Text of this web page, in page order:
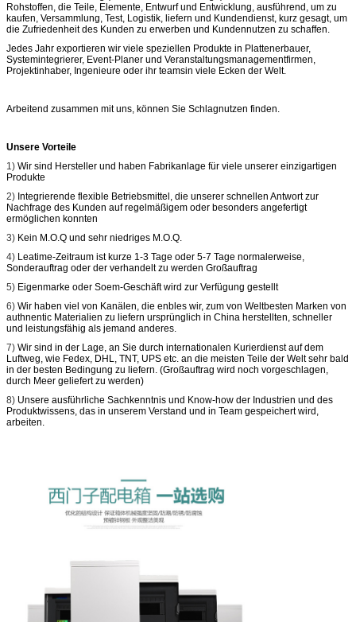
Rohstoffen, die Teile, Elemente, Entwurf und Entwicklung, ausführend, um zu
kaufen, Versammlung, Test, Logistik, liefern und Kundendienst, kurz gesagt, um
die Zufriedenheit des Kunden zu erwerben und Kundennutzen zu schaffen.
Jedes Jahr exportieren wir viele speziellen Produkte in Plattenerbauer,
Systemintegrierer, Event-Planer und Veranstaltungsmanagementfirmen,
Projektinhaber, Ingenieure oder ihr teamsin viele Ecken der Welt.
Arbeitend zusammen mit uns, können Sie Schlagnutzen finden.
Unsere Vorteile
1) Wir sind Hersteller und haben Fabrikanlage für viele unserer einzigartigen
Produkte
2) Integrierende flexible Betriebsmittel, die unserer schnellen Antwort zur
Nachfrage des Kunden auf regelmäßigem oder besonders angefertigt
ermöglichen konnten
3) Kein M.O.Q und sehr niedriges M.O.Q.
4) Leatime-Zeitraum ist kurze 1-3 Tage oder 5-7 Tage normalerweise,
Sonderauftrag oder der verhandelt zu werden Großauftrag
5) Eigenmarke oder Soem-Geschäft wird zur Verfügung gestellt
6) Wir haben viel von Kanälen, die enbles wir, zum von Weltbesten Marken von
authnentic Materialien zu liefern ursprünglich in China herstellten, schneller
und leistungsfähig als jemand anderes.
7) Wir sind in der Lage, an Sie durch internationalen Kurierdienst auf dem
Luftweg, wie Fedex, DHL, TNT, UPS etc. an die meisten Teile der Welt sehr bald
in der besten Bedingung zu liefern. (Großauftrag wird noch vorgeschlagen,
durch Meer geliefert zu werden)
8) Unsere ausführliche Sachkenntnis und Know-how der Industrien und des
Produktwissens, das in unserem Verstand und in Team gespeichert wird,
arbeiten.